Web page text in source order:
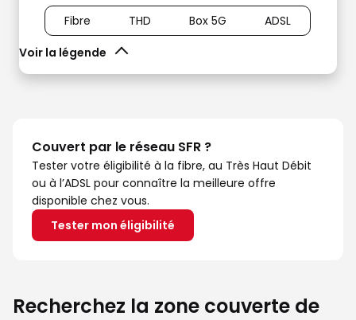
Voir la légende
Fibre THD Box 5G ADSL
Couvert par le réseau SFR ?
Tester votre éligibilité à la fibre, au Très Haut Débit
ou à l’ADSL pour connaître la meilleure offre
disponible chez vous.
Tester mon éligibilité
Recherchez la zone couverte de